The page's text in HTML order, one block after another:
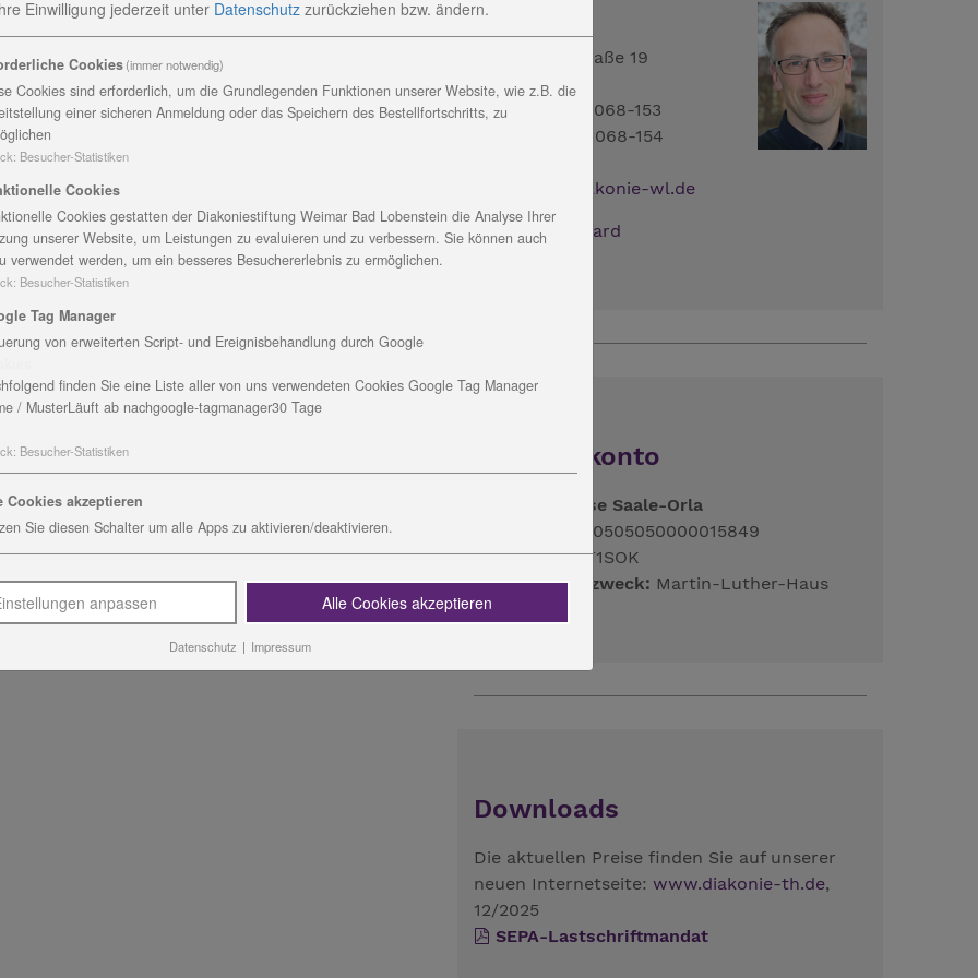
zusammen leben.
von Menschen mit Demenz
Bedürfnisse der Kranken zu
Alltag so zu begleiten und zu
für altgewordene und
Flyer:
>>> Hier
Markus Karl
Blosenburgstraße 19
99096 Erfurt
Tel.: 0361 - 60068-153
Fax: 0361 - 60068-154
diakonie-wl.de
Download: vCard
Spendenkonto
Kreissparkasse Saale-Orla
DE83830505050000015849
BIC:HELADEF1SOK
Verwendungszweck: Martin-Luther-Haus
Downloads
Die aktuellen Preise finden Sie auf unserer
neuen Internetseite: www.diakonie-th.de,
12/2025
SEPA-Lastschriftmandat
Einwilligung jederzeit unter Datenschutz zurückziehen bzw. ändern.
Cookies(immer notwendig)
Cookies sind erforderlich, um die Grundlegenden Funktionen unserer Website, wie z.B. die
einer sicheren Anmeldung oder das Speichern des Bestellfortschritts, zu
: Besucher-Statistiken
Cookies
Cookies gestatten der Diakoniestiftung Weimar Bad Lobenstein die Analyse Ihrer
unserer Website, um Leistungen zu evaluieren und zu verbessern. Sie können auch
verwendet werden, um ein besseres Besuchererlebnis zu ermöglichen.
: Besucher-Statistiken
Tag Manager
von erweiterten Script- und Ereignisbehandlung durch Google
finden Sie eine Liste aller von uns verwendeten Cookies Google Tag Manager
/ MusterLäuft ab nachgoogle-tagmanager30 Tage
: Besucher-Statistiken
Cookies akzeptieren
Sie diesen Schalter um alle Apps zu aktivieren/deaktivieren.
anpassen Alle Cookies akzeptieren
Datenschutz | Impressum